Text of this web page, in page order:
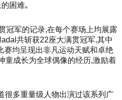
困难｡
冠军的记录,在每个赛场上均展露
共斩获22座大满贯冠军,其中
赛均呈现出非凡运动天赋和卓绝
童成长为全球偶像的经历,激励着
很多重量级人物出演过该系列广